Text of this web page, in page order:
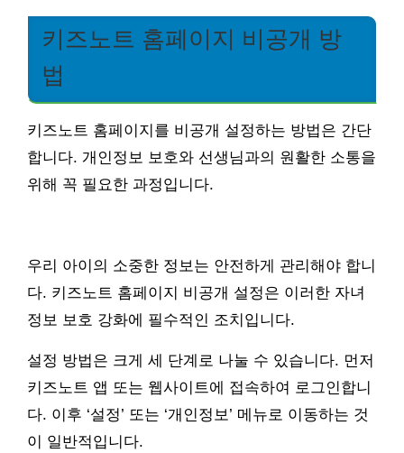
키즈노트 홈페이지 비공개 방
법
키즈노트 홈페이지를 비공개 설정하는 방법은 간단
합니다. 개인정보 보호와 선생님과의 원활한 소통을
위해 꼭 필요한 과정입니다.
우리 아이의 소중한 정보는 안전하게 관리해야 합니
다. 키즈노트 홈페이지 비공개 설정은 이러한 자녀
정보 보호 강화에 필수적인 조치입니다.
설정 방법은 크게 세 단계로 나눌 수 있습니다. 먼저
키즈노트 앱 또는 웹사이트에 접속하여 로그인합니
다. 이후 ‘설정’ 또는 ‘개인정보’ 메뉴로 이동하는 것
이 일반적입니다.